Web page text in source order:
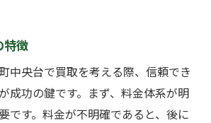
特徴
中央台で買取を考える際、信頼でき
成功の鍵です。まず、料金体系が明
です。料金が不明確であると、後に